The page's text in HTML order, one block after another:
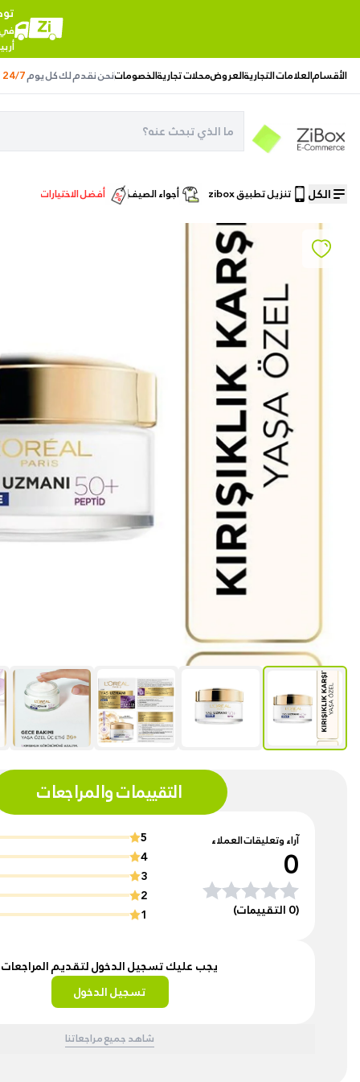
في
الأقسامالعلامات التجاريةالعروضمحلات تجاريةالخصوماتنحن نقدم لككل يوم24/7
الكل تنزيل تطبيق zibox أجواء الصيف أفضل الاختيارات
الصفحة الرئيسية /العناية بالبشرة Loreal Paris Age Expert 50+ Anti-Wrinkle Renewing Night Cream
التقييمات والمراجعات
آراء وتعليقات العملاء
0
(0 التقييمات)
5
4
3
2
1
يجب عليك تسجيل الدخول لتقديم المراجعات
تسجيل الدخول
شاهد جميع مراجعاتنا